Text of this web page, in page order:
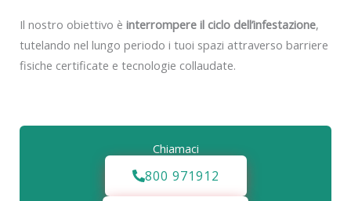
Il nostro obiettivo è interrompere il ciclo dell’infestazione,
tutelando nel lungo periodo i tuoi spazi attraverso barriere
fisiche certificate e tecnologie collaudate.
Chiamaci
800 971912